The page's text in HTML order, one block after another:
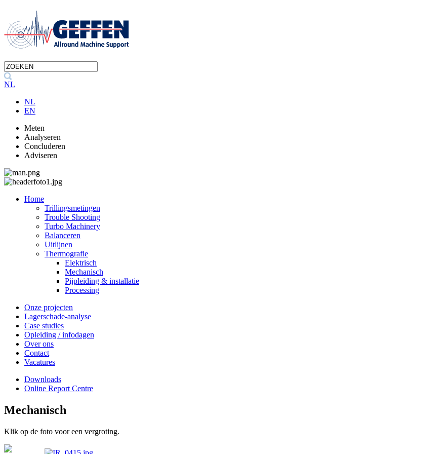
NL
NL
EN
Meten
Analyseren
Concluderen
Adviseren
Home
Trillingsmetingen
Trouble Shooting
Turbo Machinery
Balanceren
Uitlijnen
Thermografie
Elektrisch
Mechanisch
Pijpleiding & installatie
Processing
Onze projecten
Lagerschade-analyse
Case studies
Opleiding / infodagen
Over ons
Contact
Vacatures
Downloads
Online Report Centre
Mechanisch
Klik op de foto voor een vergroting.